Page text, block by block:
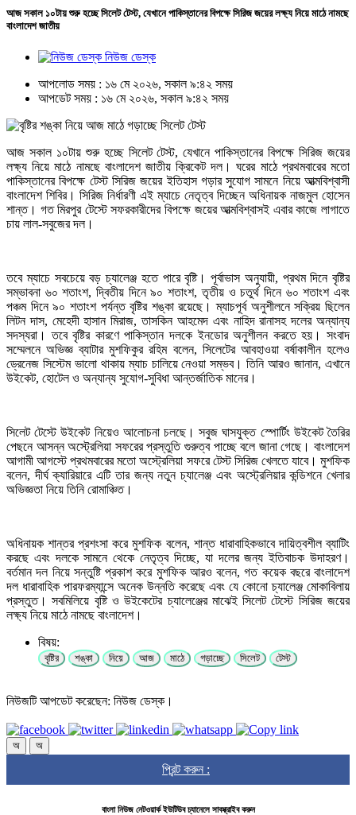
আজ সকাল ১০টায় শুরু হচ্ছে সিলেট টেস্ট, যেখানে পাকিস্তানের বিপক্ষে সিরিজ জয়ের লক্ষ্য নিয়ে মাঠে নামছে
বাংলাদেশ জাতীয়
নিউজ ডেস্ক
আপলোড সময় : ১৬ মে ২০২৬, সকাল ৯:৪২ সময়
আপডেট সময় : ১৬ মে ২০২৬, সকাল ৯:৪২ সময়
আজ সকাল ১০টায় শুরু হচ্ছে সিলেট টেস্ট, যেখানে পাকিস্তানের বিপক্ষে সিরিজ জয়ের
লক্ষ্য নিয়ে মাঠে নামছে বাংলাদেশ জাতীয় ক্রিকেট দল। ঘরের মাঠে প্রথমবারের মতো
পাকিস্তানের বিপক্ষে টেস্ট সিরিজ জয়ের ইতিহাস গড়ার সুযোগ সামনে নিয়ে আত্মবিশ্বাসী
বাংলাদেশ শিবির। সিরিজ নির্ধারণী এই ম্যাচে নেতৃত্ব দিচ্ছেন অধিনায়ক নাজমুল হোসেন
শান্ত। গত মিরপুর টেস্টে সফরকারীদের বিপক্ষে জয়ের আত্মবিশ্বাসই এবার কাজে লাগাতে
চায় লাল-সবুজের দল।
তবে ম্যাচে সবচেয়ে বড় চ্যালেঞ্জ হতে পারে বৃষ্টি। পূর্বাভাস অনুযায়ী, প্রথম দিনে বৃষ্টির
সম্ভাবনা ৬০ শতাংশ, দ্বিতীয় দিনে ৯০ শতাংশ, তৃতীয় ও চতুর্থ দিনে ৬০ শতাংশ এবং
পঞ্চম দিনে ৯০ শতাংশ পর্যন্ত বৃষ্টির শঙ্কা রয়েছে। ম্যাচপূর্ব অনুশীলনে সক্রিয় ছিলেন
লিটন দাস, মেহেদী হাসান মিরাজ, তাসকিন আহমেদ এবং নাহিদ রানাসহ দলের অন্যান্য
সদস্যরা। তবে বৃষ্টির কারণে পাকিস্তান দলকে ইনডোর অনুশীলন করতে হয়। সংবাদ
সম্মেলনে অভিজ্ঞ ব্যাটার মুশফিকুর রহিম বলেন, সিলেটের আবহাওয়া বর্ষাকালীন হলেও
ড্রেনেজ সিস্টেম ভালো থাকায় ম্যাচ চালিয়ে নেওয়া সম্ভব। তিনি আরও জানান, এখানে
উইকেট, হোটেল ও অন্যান্য সুযোগ-সুবিধা আন্তর্জাতিক মানের।
সিলেট টেস্টে উইকেট নিয়েও আলোচনা চলছে। সবুজ ঘাসযুক্ত স্পোর্টিং উইকেট তৈরির
পেছনে আসন্ন অস্ট্রেলিয়া সফরের প্রস্তুতি গুরুত্ব পাচ্ছে বলে জানা গেছে। বাংলাদেশ
আগামী আগস্টে প্রথমবারের মতো অস্ট্রেলিয়া সফরে টেস্ট সিরিজ খেলতে যাবে। মুশফিক
বলেন, দীর্ঘ ক্যারিয়ারে এটি তার জন্য নতুন চ্যালেঞ্জ এবং অস্ট্রেলিয়ার কন্ডিশনে খেলার
অভিজ্ঞতা নিয়ে তিনি রোমাঞ্চিত।
অধিনায়ক শান্তর প্রশংসা করে মুশফিক বলেন, শান্ত ধারাবাহিকভাবে দায়িত্বশীল ব্যাটিং
করছে এবং দলকে সামনে থেকে নেতৃত্ব দিচ্ছে, যা দলের জন্য ইতিবাচক উদাহরণ।
বর্তমান দল নিয়ে সন্তুষ্টি প্রকাশ করে মুশফিক আরও বলেন, গত কয়েক বছরে বাংলাদেশ
দল ধারাবাহিক পারফরম্যান্সে অনেক উন্নতি করেছে এবং যে কোনো চ্যালেঞ্জ মোকাবিলায়
প্রস্তুত। সবমিলিয়ে বৃষ্টি ও উইকেটের চ্যালেঞ্জের মাঝেই সিলেট টেস্টে সিরিজ জয়ের
লক্ষ্য নিয়ে মাঠে নামছে বাংলাদেশ।
বিষয়:
বৃষ্টির শঙ্কা নিয়ে আজ মাঠে গড়াচ্ছে সিলেট টেস্ট
নিউজটি আপডেট করেছেন: নিউজ ডেস্ক।
অ অ
প্রিন্ট করুন :
বাংলা নিউজ নেটওয়ার্ক ইউটিউব চ্যানেলে সাবস্ক্রাইব করুন